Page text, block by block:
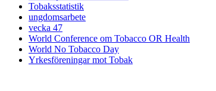
Tobaksstatistik
ungdomsarbete
vecka 47
World Conference om Tobacco OR Health
World No Tobacco Day
Yrkesföreningar mot Tobak